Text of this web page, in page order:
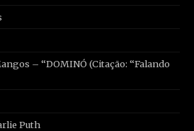
– “DOMINÓ (Citação: “Falando
Puth